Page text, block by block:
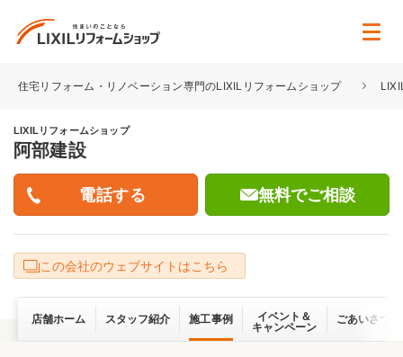
住宅リフォーム・リノベーション専門のLIXILリフォームショップ
LIXILリフォームショップ
阿部建設
無料でご相談
この会社のウェブサイトはこちら
店舗ホーム スタッフ紹介 施工事例
イベント＆
キャンペーン
ごあいさつ